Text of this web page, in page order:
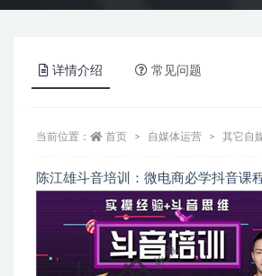
详情介绍 常见问题
当前位置： 首页 自媒体运营 其它自
陈江雄斗音培训：微电商必学抖音课